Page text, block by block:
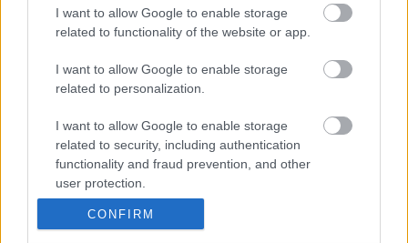
I want to allow Google to enable storage
related to functionality of the website or app.
I want to allow Google to enable storage
related to personalization.
I want to allow Google to enable storage
related to security, including authentication
functionality and fraud prevention, and other
user protection.
CONFIRM
Hogyan előzhető meg az
Hogyan keressünk megfelelő angol
magántanárt?
Télikertépítés Budapest. Teraszbeépítés